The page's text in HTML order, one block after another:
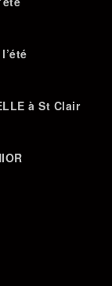
à St Clair